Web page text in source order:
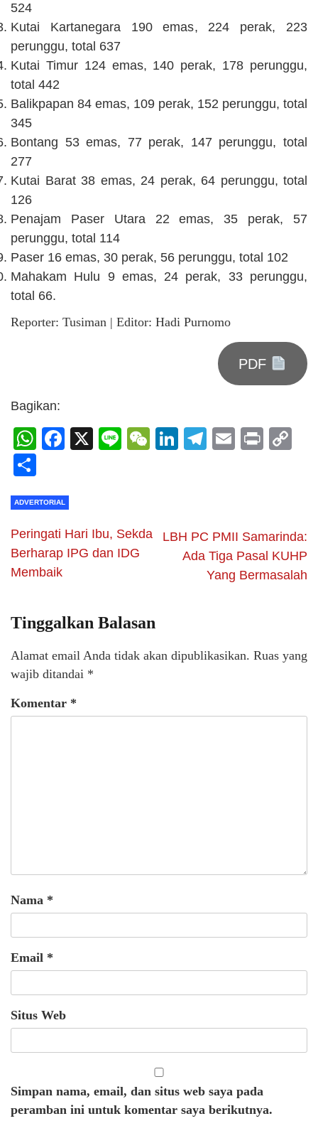
524
Kutai Kartanegara 190 emas, 224 perak, 223
perunggu, total 637
Kutai Timur 124 emas, 140 perak, 178 perunggu,
total 442
Balikpapan 84 emas, 109 perak, 152 perunggu, total
345
Bontang 53 emas, 77 perak, 147 perunggu, total
277
Kutai Barat 38 emas, 24 perak, 64 perunggu, total
126
Penajam Paser Utara 22 emas, 35 perak, 57
perunggu, total 114
Paser 16 emas, 30 perak, 56 perunggu, total 102
Mahakam Hulu 9 emas, 24 perak, 33 perunggu,
total 66.
Reporter: Tusiman | Editor: Hadi Purnomo
PDF
Bagikan:
WhatsApp
Facebook
X LineWeChat
LinkedIn
Telegram
Email
Print
ADVERTORIAL
Peringati Hari Ibu, Sekda
Berharap IPG dan IDG
Membaik
LBH PC PMII Samarinda:
Ada Tiga Pasal KUHP
Yang Bermasalah
Tinggalkan Balasan
Alamat email Anda tidak akan dipublikasikan. Ruas yang
wajib ditandai *
Komentar *
Nama *
Email *
Situs Web
Simpan nama, email, dan situs web saya pada
peramban ini untuk komentar saya berikutnya.